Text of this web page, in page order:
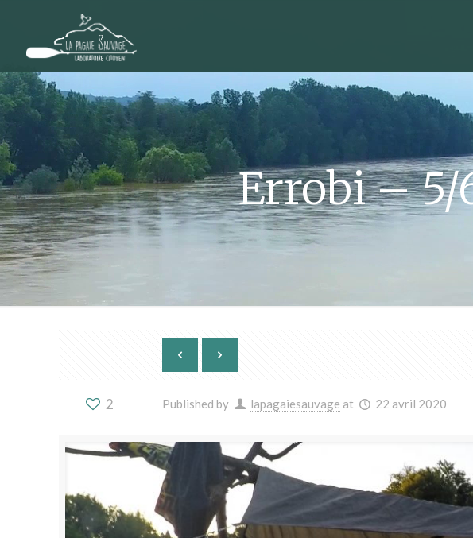
Errobi – 5/
2 Published by lapagaiesauvage at 22 avril 2020